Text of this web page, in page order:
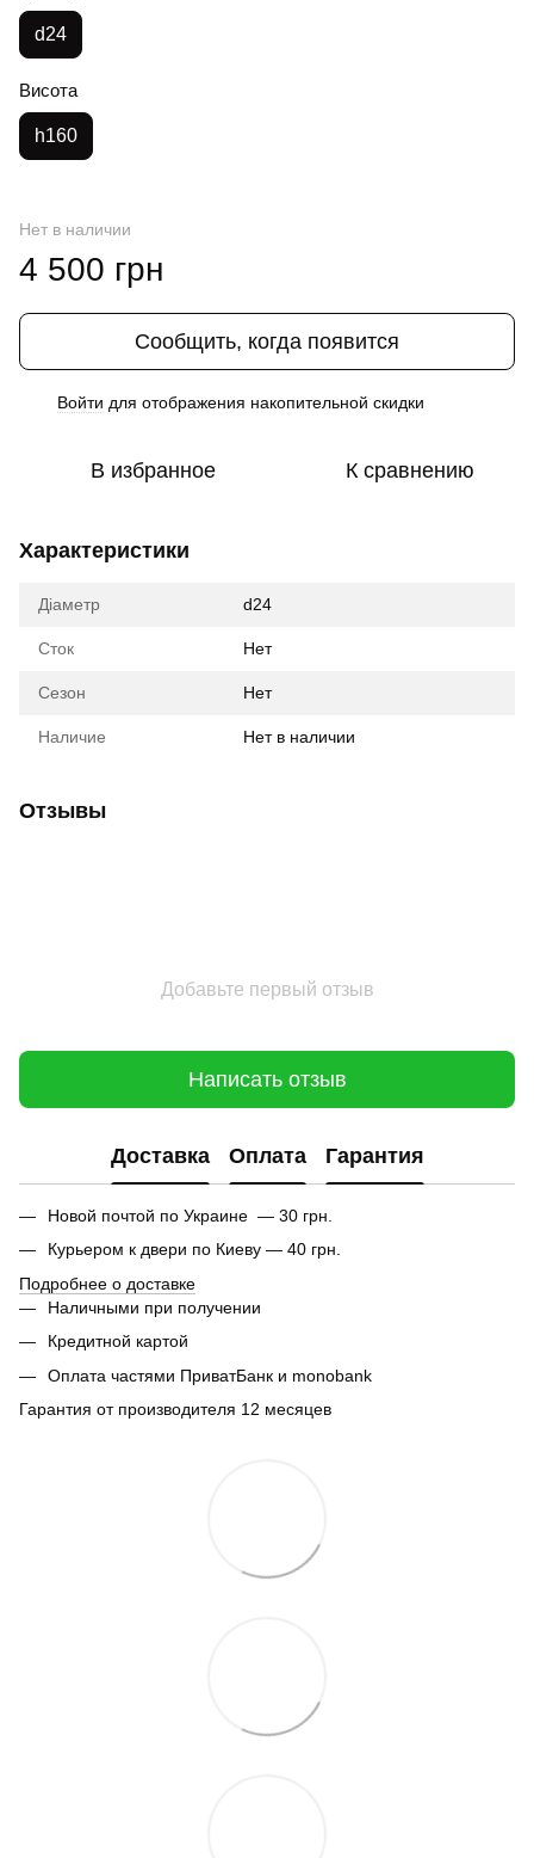
d24
Висота
h160
Нет в наличии
4 500 грн
Сообщить, когда появится
Войти для отображения накопительной скидки
В избранное К сравнению
Характеристики
Діаметр d24
Сток Нет
Сезон Нет
Наличие Нет в наличии
Отзывы
Добавьте первый отзыв
Написать отзыв
Доставка Оплата Гарантия
Новой почтой по Украине — 30 грн.
Курьером к двери по Киеву — 40 грн.
Подробнее о доставке
Наличными при получении
Кредитной картой
Оплата частями ПриватБанк и monobank
Гарантия от производителя 12 месяцев